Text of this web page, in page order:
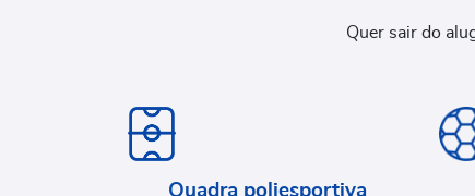
Quer sair do
Quadra poliesportiva